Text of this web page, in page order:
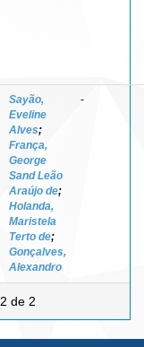
Sayão,
Eveline
Alves;
França,
George
Sand Leão
Araújo de;
Holanda,
Maristela
Terto de;
Gonçalves,
Alexandro
-
de 2